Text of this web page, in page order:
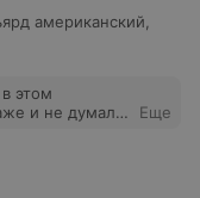
американский
этом
и не думала,
было около
и все,
уровне!
Еще